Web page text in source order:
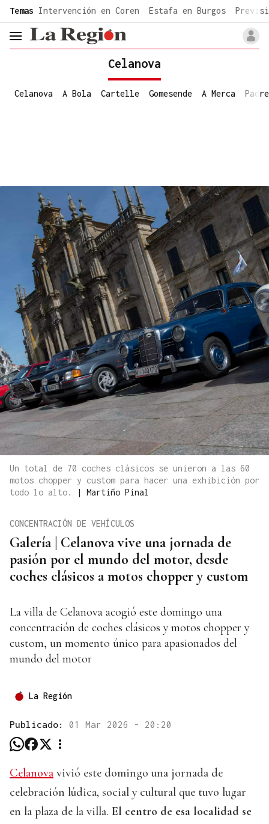
common.go-to-content
Temas Intervención en Coren Estafa en Burgos
header.menu.open
Celanova
Celanova A Bola Cartelle Gomesende A Merca
Un total de 70 coches clásicos se unieron a las 60
motos chopper y custom para hacer una exhibición por
todo lo alto.
| Martiño Pinal
Galería | Celanova vive una jornada de
pasión por el mundo del motor, desde
coches clásicos a motos chopper y custom
CONCENTRACIÓN DE VEHÍCULOS
La villa de Celanova acogió este domingo una
concentración de coches clásicos y motos chopper y
custom, un momento único para apasionados del
mundo del motor
La Región
Publicado: 01 Mar 2026 - 20:20
Celanova vivió este domingo una jornada de
celebración lúdica, social y cultural que tuvo lugar
en la plaza de la villa. El centro de esa localidad se